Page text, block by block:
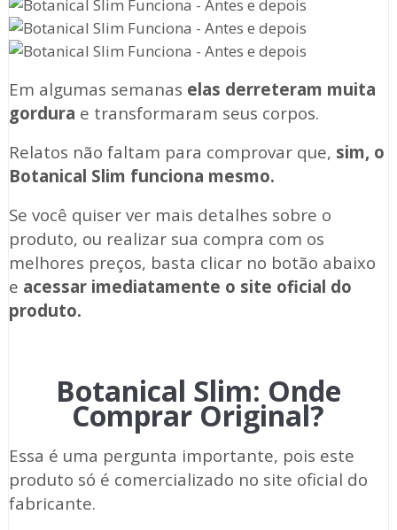
Em algumas semanas elas derreteram muita
gordura e transformaram seus corpos.
Relatos não faltam para comprovar que, sim, o
Botanical Slim funciona mesmo.
Se você quiser ver mais detalhes sobre o
produto, ou realizar sua compra com os
melhores preços, basta clicar no botão abaixo
e acessar imediatamente o site oficial do
produto.
Botanical Slim: Onde
Comprar Original?
Essa é uma pergunta importante, pois este
produto só é comercializado no site oficial do
fabricante.